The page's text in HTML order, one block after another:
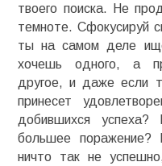
твоего поиска. Не
темноте. Сфокусируй
ты на самом деле
хочешь одного, а
другое, и даже если
принесет
добившихся успеха?
большее
ничто так не